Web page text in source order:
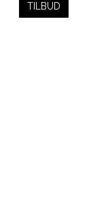
TILBUD